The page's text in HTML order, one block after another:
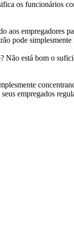
os funcionários
empregadores
pode
está bom o
empregados